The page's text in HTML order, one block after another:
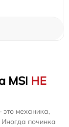
MSI НЕ
механика,
починка